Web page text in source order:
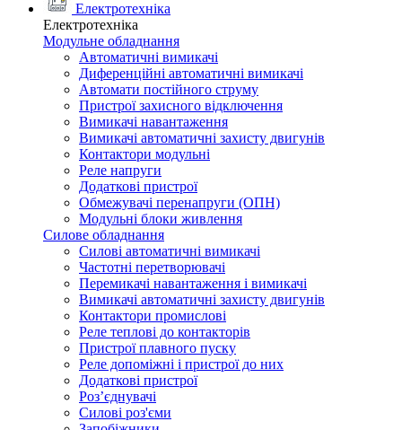
Електротехніка
Електротехніка
Модульне обладнання
Автоматичні вимикачі
Диференційні автоматичні вимикачі
Автомати постійного струму
Пристрої захисного відключення
Вимикачі навантаження
Вимикачі автоматичні захисту двигунів
Контактори модульні
Реле напруги
Додаткові пристрої
Обмежувачі перенапруги (ОПН)
Модульні блоки живлення
Силове обладнання
Силові автоматичні вимикачі
Частотні перетворювачі
Перемикачі навантаження і вимикачі
Вимикачі автоматичні захисту двигунів
Контактори промислові
Реле теплові до контакторів
Пристрої плавного пуску
Реле допоміжні і пристрої до них
Додаткові пристрої
Роз’єднувачі
Силові роз'єми